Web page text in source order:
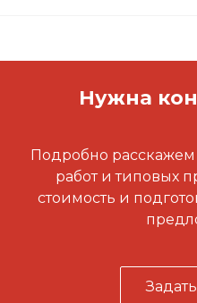
Нужна
Подробно расскажем
работ и типовых
стоимость и